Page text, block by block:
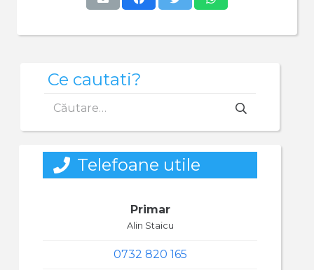
Ce cautati?
după:
Telefoane utile
Primar
Alin Staicu
0732 820 165